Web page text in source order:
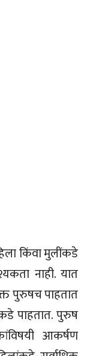
किंवा मुलींकडे
नाही. यात
पुरुषच पाहतात
पाहतात. पुरुष
आकर्षण